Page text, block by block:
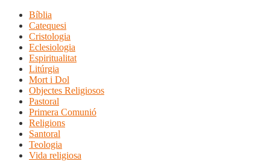
Bíblia
Catequesi
Cristologia
Eclesiologia
Espiritualitat
Litúrgia
Mort i Dol
Objectes Religiosos
Pastoral
Primera Comunió
Religions
Santoral
Teologia
Vida religiosa